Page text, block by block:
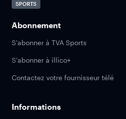
SPORTS
Abonnement
S'abonner à TVA Sports
S'abonner à illico+
Contactez votre fournisseur télé
Informations